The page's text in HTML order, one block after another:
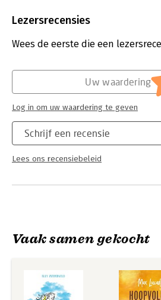
bekende zangduo ‘Elly en Rikkert’. Zij
worden.
Uitgever:
Verschijningsdatum:
1-11-2024
Lezersrecensies
Wees de eerste die een
Schrijf een recensie
Lees ons recensiebeleid
Uw waardering
Log in om uw waardering te geven
Vaak samen gekocht